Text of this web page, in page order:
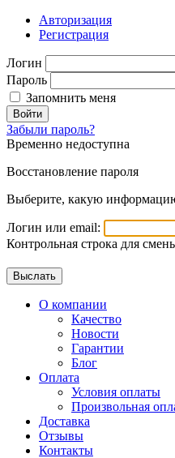
Авторизация
Регистрация
Логин
Пароль
Запомнить меня
Войти
Забыли пароль?
Временно недоступна
Восстановление пароля
Выберите, какую
Логин или email:
Контрольная строка для
О компании
Качество
Новости
Гарантии
Блог
Оплата
Условия оплаты
Произвольная
Доставка
Отзывы
Контакты